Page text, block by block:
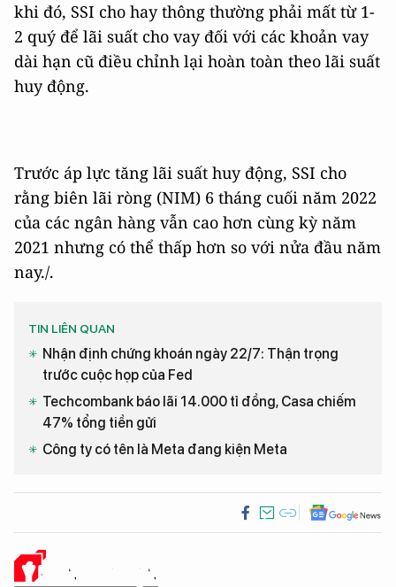
khi đó, SSI cho hay thông thường phải mất từ 1-
2 quý để lãi suất cho vay đối với các khoản vay
dài hạn cũ điều chỉnh lại hoàn toàn theo lãi suất
huy động.
Trước áp lực tăng lãi suất huy động, SSI cho
rằng biên lãi ròng (NIM) 6 tháng cuối năm 2022
của các ngân hàng vẫn cao hơn cùng kỳ năm
2021 nhưng có thể thấp hơn so với nửa đầu năm
nay./.
TIN LIÊN QUAN
Nhận định chứng khoán ngày 22/7: Thận trọng
trước cuộc họp của Fed
Techcombank báo lãi 14.000 tỉ đồng, Casa chiếm
47% tổng tiền gửi
Công ty có tên là Meta đang kiện Meta
Ý KIẾN CỦA BẠN